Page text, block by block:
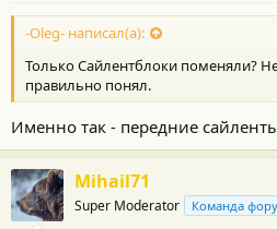
-Oleg- написал(а):
Только Сайлентблоки поменяли?
правильно понял.
Именно так - передние
Mihail71
Super Moderator Команда